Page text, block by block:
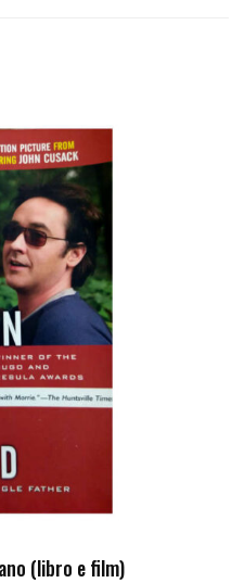
(libro e film)